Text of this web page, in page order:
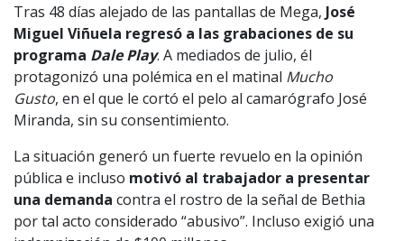
Tras 48 días alejado de las pantallas de Mega, José
Miguel Viñuela regresó a las grabaciones de su
programa Dale Play. A mediados de julio, él
protagonizó una polémica en el matinal Mucho
Gusto, en el que le cortó el pelo al camarógrafo José
Miranda, sin su consentimiento.
La situación generó un fuerte revuelo en la opinión
pública e incluso motivó al trabajador a presentar
una demanda contra el rostro de la señal de Bethia
por tal acto considerado “abusivo”. Incluso exigió una